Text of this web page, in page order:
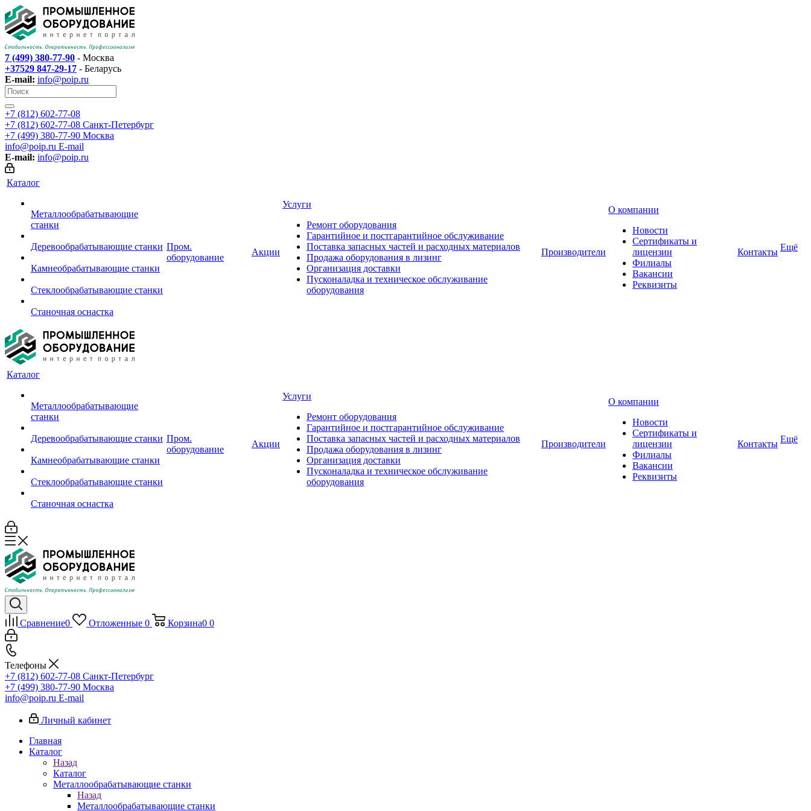
7 (499) 380-77-90 - Москва
+37529 847-29-17 - Беларусь
E-mail: info@poip.ru
+7 (812) 602-77-08
+7 (812) 602-77-08 Санкт-Петербург
+7 (499) 380-77-90 Москва
info@poip.ru E-mail
E-mail: info@poip.ru
Каталог
Металлообрабатывающие
станки
Деревообрабатывающие станки
Камнеобрабатывающие станки
Стеклообрабатывающие станки
Станочная оснастка
Пром.
оборудование
Акции
Услуги
Ремонт оборудования
Гарантийное и постгарантийное обслуживание
Поставка запасных частей и расходных материалов
Продажа оборудования в лизинг
Организация доставки
Пусконаладка и техническое обслуживание
оборудования
Производители
О компании
Новости
Сертификаты и
лицензии
Филиалы
Вакансии
Реквизиты
Контакты Ещё
Каталог
Металлообрабатывающие
станки
Деревообрабатывающие станки
Камнеобрабатывающие станки
Стеклообрабатывающие станки
Станочная оснастка
Пром.
оборудование
Акции
Услуги
Ремонт оборудования
Гарантийное и постгарантийное обслуживание
Поставка запасных частей и расходных материалов
Продажа оборудования в лизинг
Организация доставки
Пусконаладка и техническое обслуживание
оборудования
Производители
О компании
Новости
Сертификаты и
лицензии
Филиалы
Вакансии
Реквизиты
Контакты Ещё
Сравнение0 Отложенные 0 Корзина0 0
Телефоны
+7 (812) 602-77-08 Санкт-Петербург
+7 (499) 380-77-90 Москва
info@poip.ru E-mail
Личный кабинет
Главная
Каталог
Назад
Каталог
Металлообрабатывающие станки
Назад
Металлообрабатывающие станки